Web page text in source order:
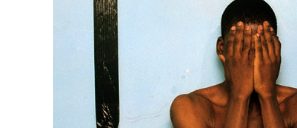
Военнослужащие-трансгендеры
Июл 27, 2017 0